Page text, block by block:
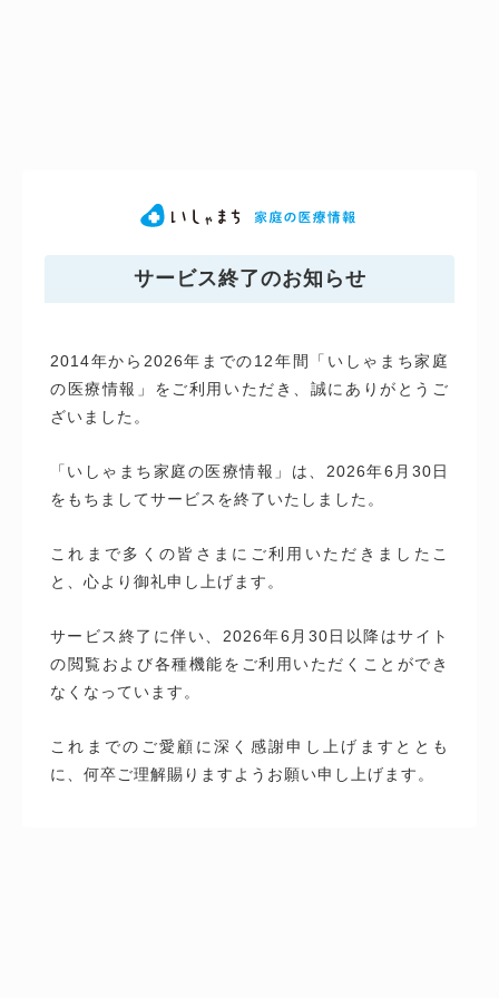
サービス終了のお知らせ
2014年から2026年までの12年間「いしゃまち家庭
の医療情報」をご利用いただき、誠にありがとうご
ざいました。
「いしゃまち家庭の医療情報」は、2026年6月30日
をもちましてサービスを終了いたしました。
これまで多くの皆さまにご利用いただきましたこ
と、心より御礼申し上げます。
サービス終了に伴い、2026年6月30日以降はサイト
の閲覧および各種機能をご利用いただくことができ
なくなっています。
これまでのご愛顧に深く感謝申し上げますととも
に、何卒ご理解賜りますようお願い申し上げます。